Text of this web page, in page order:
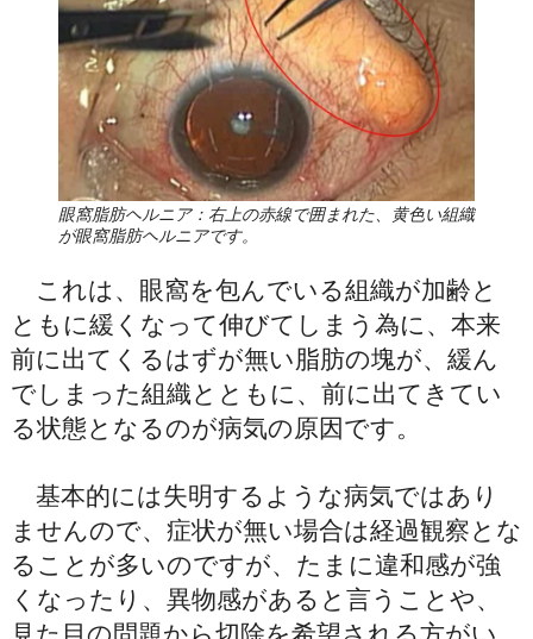
眼窩脂肪ヘルニア：右上の赤線で囲まれた、黄色い組織
が眼窩脂肪ヘルニアです。
これは、眼窩を包んでいる組織が加齢と
ともに緩くなって伸びてしまう為に、本来
前に出てくるはずが無い脂肪の塊が、緩ん
でしまった組織とともに、前に出てきてい
る状態となるのが病気の原因です。
基本的には失明するような病気ではあり
ませんので、症状が無い場合は経過観察とな
ることが多いのですが、たまに違和感が強
くなったり、異物感があると言うことや、
見た目の問題から切除を希望される方がい